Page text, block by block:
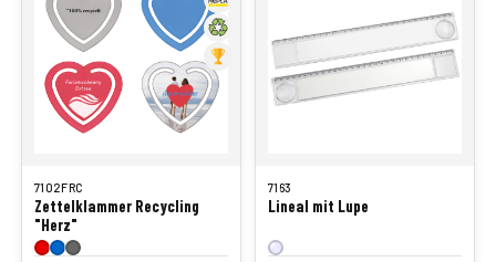
7102FRC
Zettelklammer Recycling
"Herz"
7163
Lineal mit Lupe